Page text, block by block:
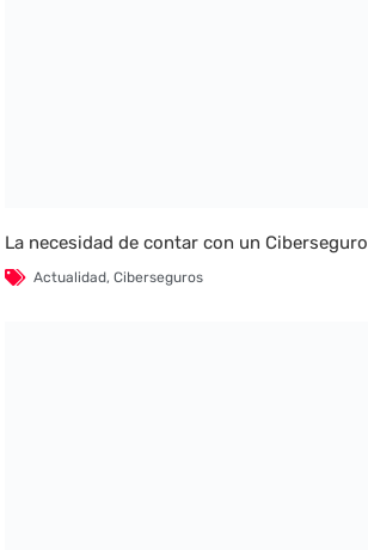
La necesidad de contar con un Ciberseguro
Actualidad,Ciberseguros